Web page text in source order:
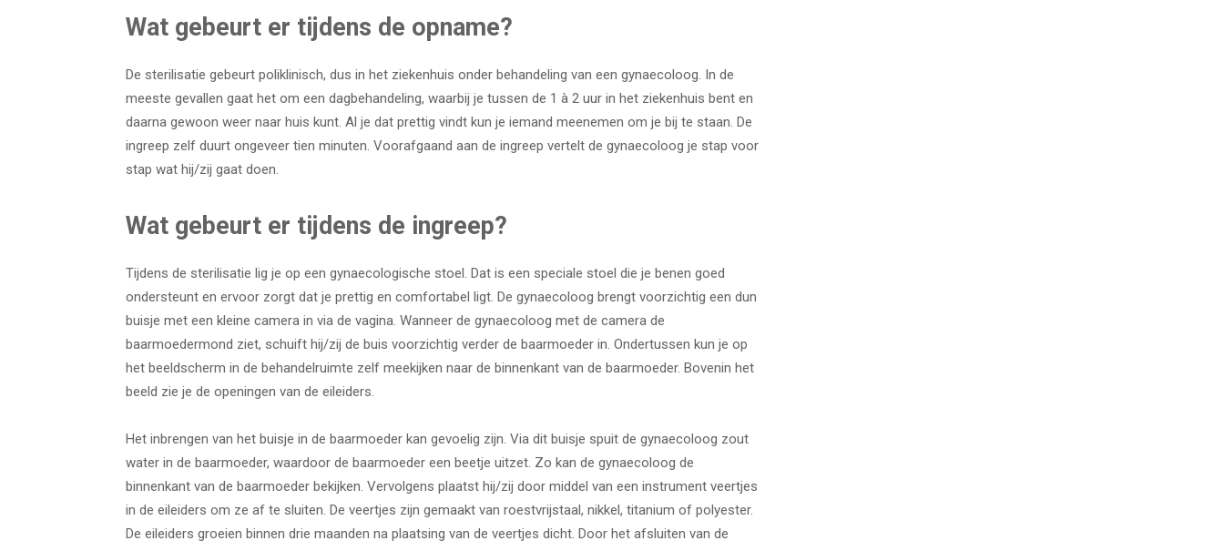
Wat gebeurt er tijdens de opname?
De sterilisatie gebeurt poliklinisch, dus in het ziekenhuis onder behandeling van een gynaecoloog. In de
meeste gevallen gaat het om een dagbehandeling, waarbij je tussen de 1 à 2 uur in het ziekenhuis bent en
daarna gewoon weer naar huis kunt. Al je dat prettig vindt kun je iemand meenemen om je bij te staan. De
ingreep zelf duurt ongeveer tien minuten. Voorafgaand aan de ingreep vertelt de gynaecoloog je stap voor
stap wat hij/zij gaat doen.
Wat gebeurt er tijdens de ingreep?
Tijdens de sterilisatie lig je op een gynaecologische stoel. Dat is een speciale stoel die je benen goed
ondersteunt en ervoor zorgt dat je prettig en comfortabel ligt. De gynaecoloog brengt voorzichtig een dun
buisje met een kleine camera in via de vagina. Wanneer de gynaecoloog met de camera de
baarmoedermond ziet, schuift hij/zij de buis voorzichtig verder de baarmoeder in. Ondertussen kun je op
het beeldscherm in de behandelruimte zelf meekijken naar de binnenkant van de baarmoeder. Bovenin het
beeld zie je de openingen van de eileiders.
Het inbrengen van het buisje in de baarmoeder kan gevoelig zijn. Via dit buisje spuit de gynaecoloog zout
water in de baarmoeder, waardoor de baarmoeder een beetje uitzet. Zo kan de gynaecoloog de
binnenkant van de baarmoeder bekijken. Vervolgens plaatst hij/zij door middel van een instrument veertjes
in de eileiders om ze af te sluiten. De veertjes zijn gemaakt van roestvrijstaal, nikkel, titanium of polyester.
De eileiders groeien binnen drie maanden na plaatsing van de veertjes dicht. Door het afsluiten van de